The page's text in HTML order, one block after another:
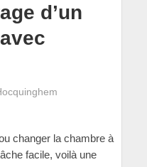
d’un
changer la chambre à
facile, voilà une